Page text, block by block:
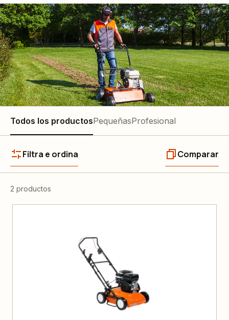
Todos los productosPequeñasProfesional
Filtra e ordina Comparar
2 productos